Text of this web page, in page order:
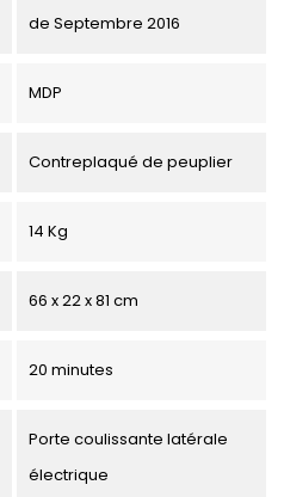
de Septembre 2016
MDP
Contreplaqué de peuplier
14 Kg
66 x 22 x 81 cm
20 minutes
Porte coulissante latérale
électrique